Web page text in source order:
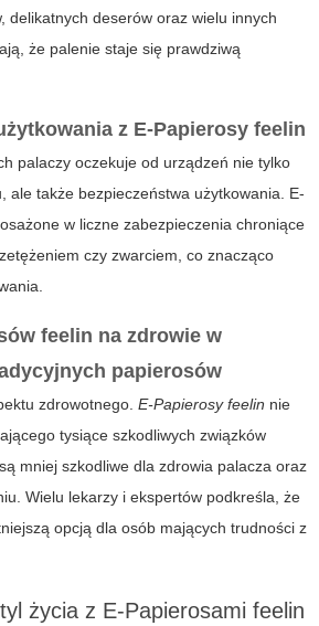
delikatnych deserów oraz wielu innych
że palenie staje się prawdziwą
z E-Papierosy feelin
palaczy oczekuje od urządzeń nie tylko
ale także bezpieczeństwa użytkowania. E-
w liczne zabezpieczenia chroniące
czy zwarciem, co znacząco
feelin na zdrowie w
papierosów
zdrowotnego. E-Papierosy feelin nie
tysiące szkodliwych związków
mniej szkodliwe dla zdrowia palacza oraz
Wielu lekarzy i ekspertów podkreśla, że
opcją dla osób mających trudności z
życia z E-Papierosami feelin